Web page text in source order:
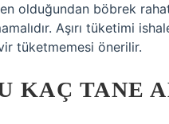
olduğundan böbrek
Aşırı tüketimi
tüketmemesi önerilir.
KAÇ TANE